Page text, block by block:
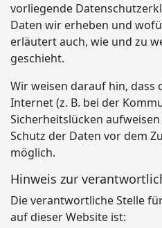
vorliegende
Daten wir erheben und
erläutert auch, wie und zu
geschieht.
Wir weisen darauf hin,
Internet (z. B. bei der
Sicherheitslücken
Schutz der Daten vor dem
möglich.
Hinweis zur
Die verantwortliche Stelle
auf dieser Website ist: